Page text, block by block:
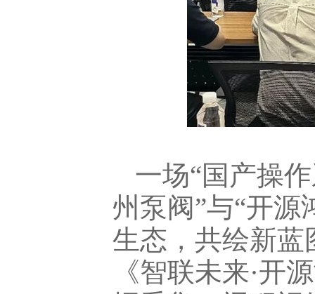
一场“国产操
州泵阀”与“开
生态，共绘新蓝
《智联未来·开